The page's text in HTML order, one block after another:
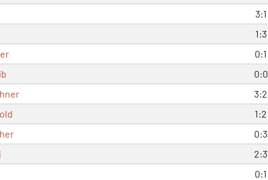
3:1
1:3
0:1
0:0
3:2
1:2
0:3
2:3
0:1